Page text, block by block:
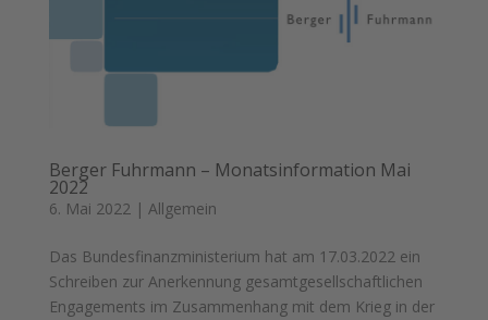
Berger Fuhrmann – Monatsinformation Mai
2022
6. Mai 2022| Allgemein
Das Bundesfinanzministerium hat am 17.03.2022 ein
Schreiben zur Anerkennung gesamtgesellschaftlichen
Engagements im Zusammenhang mit dem Krieg in der